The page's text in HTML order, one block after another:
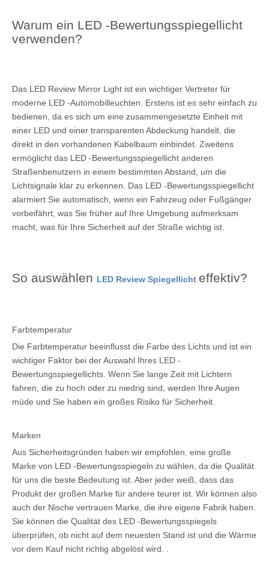
Warum ein LED -Bewertungsspiegellicht
verwenden?
Das LED Review Mirror Light ist ein wichtiger Vertreter für
moderne LED -Automobilleuchten. Erstens ist es sehr einfach zu
bedienen, da es sich um eine zusammengesetzte Einheit mit
einer LED und einer transparenten Abdeckung handelt, die
direkt in den vorhandenen Kabelbaum einbindet. Zweitens
ermöglicht das LED -Bewertungsspiegellicht anderen
Straßenbenutzern in einem bestimmten Abstand, um die
Lichtsignale klar zu erkennen. Das LED -Bewertungsspiegellicht
alarmiert Sie automatisch, wenn ein Fahrzeug oder Fußgänger
vorbeifährt, was Sie früher auf Ihre Umgebung aufmerksam
macht, was für Ihre Sicherheit auf der Straße wichtig ist.
So auswählen LED Review Spiegellicht effektiv?
Farbtemperatur
Die Farbtemperatur beeinflusst die Farbe des Lichts und ist ein
wichtiger Faktor bei der Auswahl Ihres LED -
Bewertungsspiegellichts. Wenn Sie lange Zeit mit Lichtern
fahren, die zu hoch oder zu niedrig sind, werden Ihre Augen
müde und Sie haben ein großes Risiko für Sicherheit.
Marken
Aus Sicherheitsgründen haben wir empfohlen, eine große
Marke von LED -Bewertungsspiegeln zu wählen, da die Qualität
für uns die beste Bedeutung ist. Aber jeder weiß, dass das
Produkt der großen Marke für andere teurer ist. Wir können also
auch der Nische vertrauen Marke, die ihre eigene Fabrik haben.
Sie können die Qualität des LED -Bewertungsspiegels
überprüfen, ob nicht auf dem neuesten Stand ist und die Wärme
vor dem Kauf nicht richtig abgelöst wird. .